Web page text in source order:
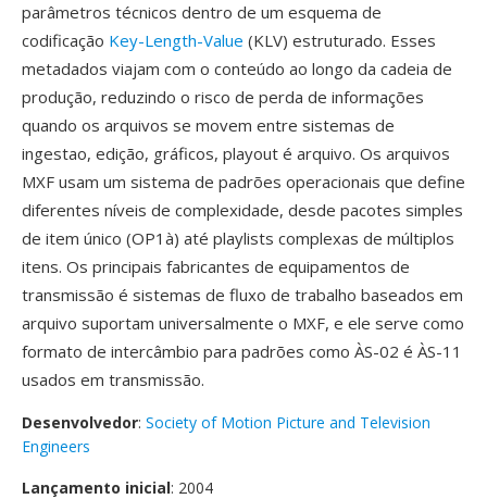
parâmetros técnicos dentro de um esquema de
codificação Key-Length-Value (KLV) estruturado. Esses
metadados viajam com o conteúdo ao longo da cadeia de
produção, reduzindo o risco de perda de informações
quando os arquivos se movem entre sistemas de
ingestao, edição, gráficos, playout é arquivo. Os arquivos
MXF usam um sistema de padrões operacionais que define
diferentes níveis de complexidade, desde pacotes simples
de item único (OP1à) até playlists complexas de múltiplos
itens. Os principais fabricantes de equipamentos de
transmissão é sistemas de fluxo de trabalho baseados em
arquivo suportam universalmente o MXF, e ele serve como
formato de intercâmbio para padrões como ÀS-02 é ÀS-11
usados em transmissão.
Desenvolvedor: Society of Motion Picture and Television
Engineers
Lançamento inicial: 2004